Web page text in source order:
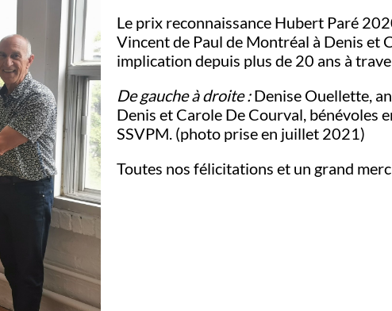
Le prix reconnaissance Hubert Paré
Vincent de Paul de Montréal à Denis et
implication depuis plus de 20 ans à
De gauche à droite :Denise Ouellette,
Denis et Carole De Courval, bénévoles
SSVPM. (photo prise en juillet 2021)
Toutes nos félicitations et un grand